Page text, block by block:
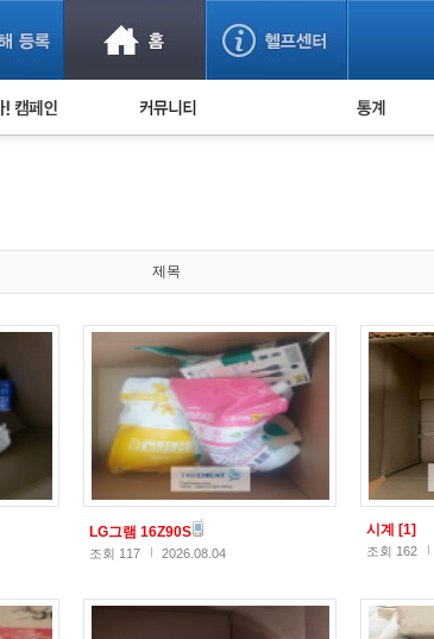
사기 예방했어요!
사기방지 아이디어
전문가 칼럼
금융사기 관련 영상
누적 피해사
제목
LG그램 16Z90S
조회 117 2026.08.04
시계 [1]
조회 162